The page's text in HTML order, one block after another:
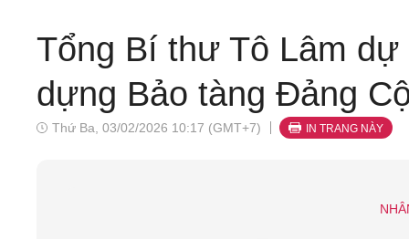
Tổng Bí thư Tô Lâm
dựng Bảo tàng Đảng
Thứ Ba, 03/02/2026 10:17 (GMT+7) IN TRANG NÀY